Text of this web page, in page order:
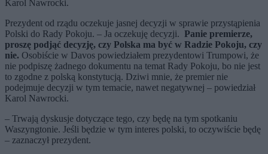
Karol Nawrocki.
Prezydent od rządu oczekuje jasnej decyzji w sprawie przystąpienia
Polski do Rady Pokoju. – Ja oczekuję decyzji. Panie premierze,
proszę podjąć decyzję, czy Polska ma być w Radzie Pokoju, czy
nie. Osobiście w Davos powiedziałem prezydentowi Trumpowi, że
nie podpiszę żadnego dokumentu na temat Rady Pokoju, bo nie jest
to zgodne z polską konstytucją. Dziwi mnie, że premier nie
podejmuje decyzji w tym temacie, nawet negatywnej – powiedział
Karol Nawrocki.
– Trwają dyskusje dotyczące tego, czy będę na tym spotkaniu
Waszyngtonie. Jeśli będzie w tym interes polski, to oczywiście będę
– zaznaczył prezydent.